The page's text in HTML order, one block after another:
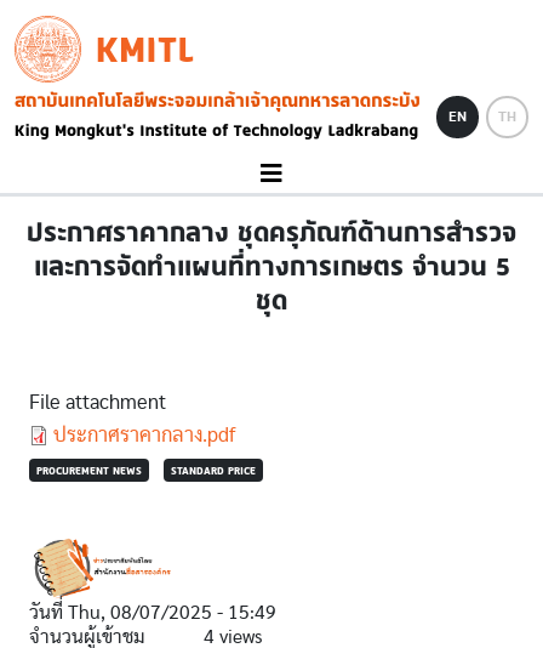
Skip to main content
KMITL
Image
EN TH
ประกาศราคากลาง ชุดครุภัณฑ์ด้านการสำรวจ
และการจัดทำแผนที่ทางการเกษตร จำนวน 5
ชุด
File attachment
Document
ประกาศราคากลาง.pdf
PROCUREMENT NEWS STANDARD PRICE
วันที่ Thu, 08/07/2025 - 15:49
จำนวนผู้เข้าชม
4 views